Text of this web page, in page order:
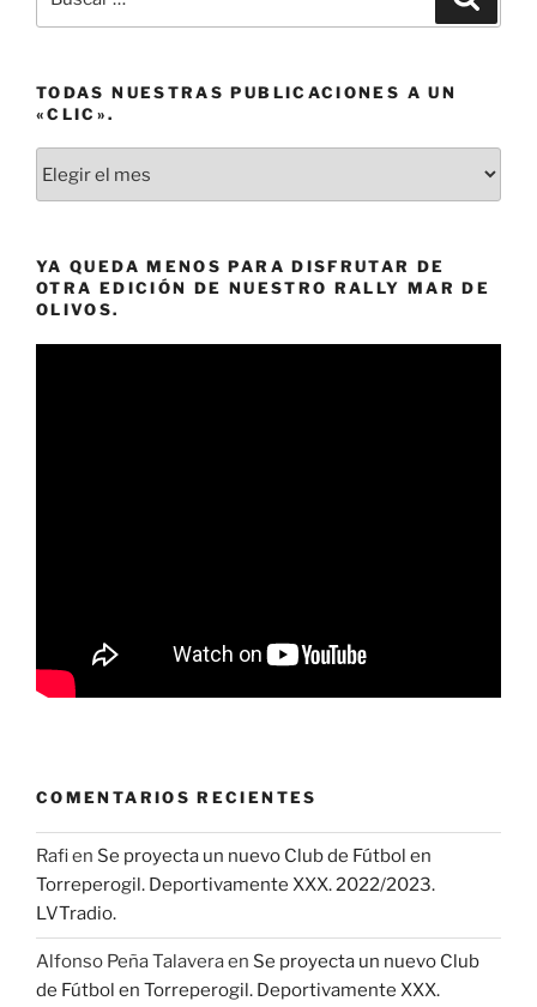
por:
TODAS NUESTRAS PUBLICACIONES A UN
«CLIC».
nuestras
un
«clic».
YA QUEDA MENOS PARA DISFRUTAR DE
OTRA EDICIÓN DE NUESTRO RALLY MAR DE
OLIVOS.
COMENTARIOS RECIENTES
Rafien Se proyecta un nuevo Club de Fútbol en
Torreperogil. Deportivamente XXX. 2022/2023.
LVTradio.
Alfonso Peña Talaveraen Se proyecta un nuevo Club
de Fútbol en Torreperogil. Deportivamente XXX.